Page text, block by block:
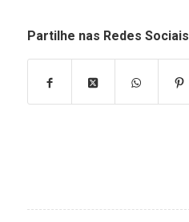
Partilhe nas Redes Sociais